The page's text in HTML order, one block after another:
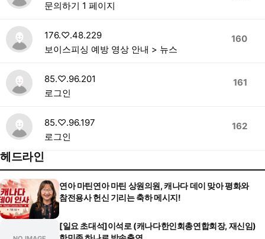
문의하기 1 페이지
160
176.♡.48.229
보이스피싱 예방 영상 안내 > 뉴스
161
85.♡.96.201
로그인
162
85.♡.96.197
로그인
헤드라인
연아 마틴연아 마틴 상원의원, 캐나다 데이 맞아 평화와
참전용사 헌신 기리는 축하 메시지!
[일요 초대석]이석로 (캐나다한인회총연합회장, 재신임)